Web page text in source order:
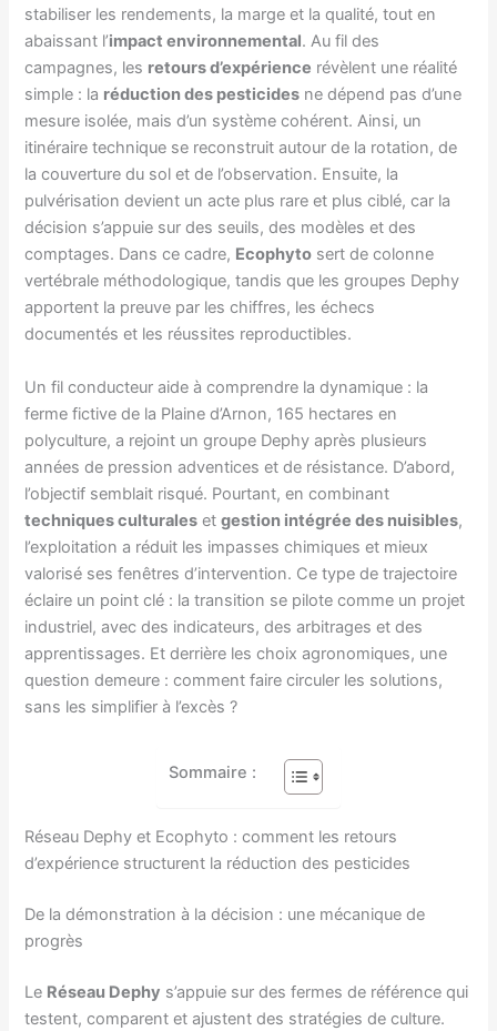
stabiliser les rendements, la marge et la qualité, tout en
abaissant l’impact environnemental. Au fil des
campagnes, les retours d’expérience révèlent une réalité
simple : la réduction des pesticides ne dépend pas d’une
mesure isolée, mais d’un système cohérent. Ainsi, un
itinéraire technique se reconstruit autour de la rotation, de
la couverture du sol et de l’observation. Ensuite, la
pulvérisation devient un acte plus rare et plus ciblé, car la
décision s’appuie sur des seuils, des modèles et des
comptages. Dans ce cadre, Ecophyto sert de colonne
vertébrale méthodologique, tandis que les groupes Dephy
apportent la preuve par les chiffres, les échecs
documentés et les réussites reproductibles.
Un fil conducteur aide à comprendre la dynamique : la
ferme fictive de la Plaine d’Arnon, 165 hectares en
polyculture, a rejoint un groupe Dephy après plusieurs
années de pression adventices et de résistance. D’abord,
l’objectif semblait risqué. Pourtant, en combinant
techniques culturales etgestion intégrée des nuisibles,
l’exploitation a réduit les impasses chimiques et mieux
valorisé ses fenêtres d’intervention. Ce type de trajectoire
éclaire un point clé : la transition se pilote comme un projet
industriel, avec des indicateurs, des arbitrages et des
apprentissages. Et derrière les choix agronomiques, une
question demeure : comment faire circuler les solutions,
sans les simplifier à l’excès ?
Sommaire :
Réseau Dephy et Ecophyto : comment les retours
d’expérience structurent la réduction des pesticides
De la démonstration à la décision : une mécanique de
progrès
Le Réseau Dephy s’appuie sur des fermes de référence qui
testent, comparent et ajustent des stratégies de culture.